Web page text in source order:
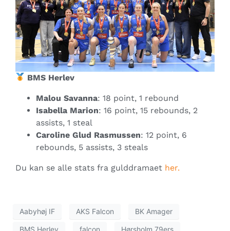
BMS Herlev
Malou Savanna: 18 point, 1 rebound
Isabella Marion: 16 point, 15 rebounds, 2
assists, 1 steal
Caroline Glud Rasmussen: 12 point, 6
rebounds, 5 assists, 3 steals
Du kan se alle stats fra gulddramaet her.
Aabyhøj IF AKS Falcon BK Amager